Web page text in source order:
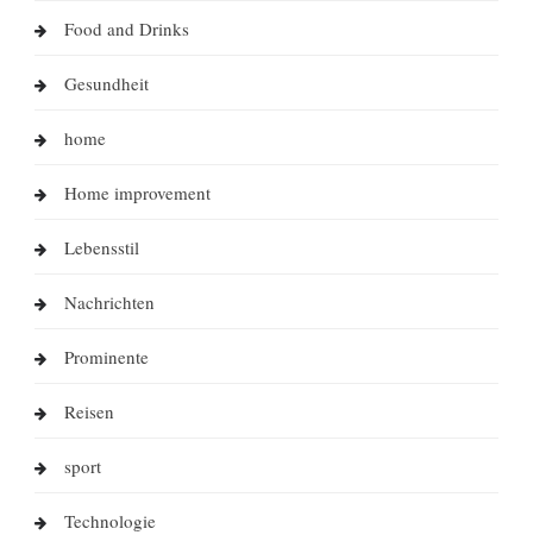
Food and Drinks
Gesundheit
home
Home improvement
Lebensstil
Nachrichten
Prominente
Reisen
sport
Technologie